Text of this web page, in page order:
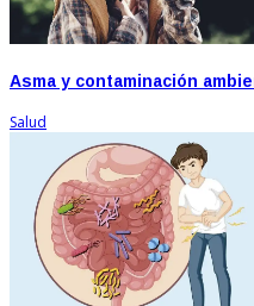
Asma y contaminación
Salud